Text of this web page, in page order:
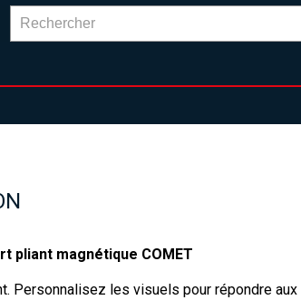
pliant magnétique COMET
les visuels pour répondre